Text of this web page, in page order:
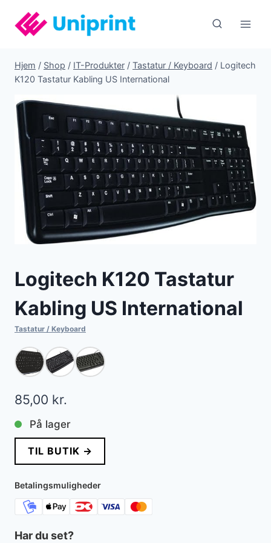
indhold
Hjem / Shop / IT-Produkter / Tastatur / Keyboard / Logitech
K120 Tastatur Kabling US International
Logitech K120 Tastatur
Kabling US International
Tastatur / Keyboard
85,00 kr.
På lager
TIL BUTIK →
Betalingsmuligheder
Har du set?